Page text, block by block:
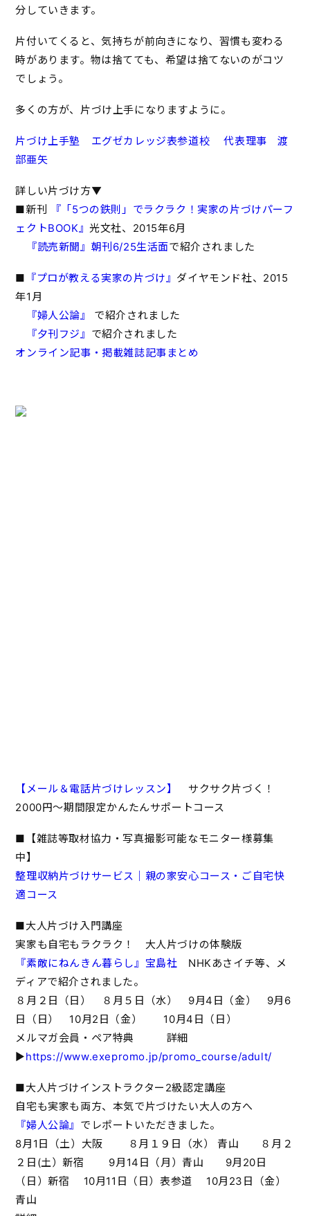
分していきます。
片付いてくると、気持ちが前向きになり、習慣も変わる
時があります。物は捨てても、希望は捨てないのがコツ
でしょう。
多くの方が、片づけ上手になりますように。
片づけ上手塾 エグゼカレッジ表参道校
代表理事 渡
部亜矢
詳しい片づけ方▼
■新刊
『「5つの鉄則」でラクラク！実家の片づけパーフ
ェクトBOOK』光文社、2015年6月
『読売新聞』朝刊6/25生活面で紹介されました
■ 『プロが教える実家の片づけ』 ダイヤモンド社、2015
年1月
『婦人公論』 で紹介されました
『夕刊フジ』 で紹介されました
オンライン記事・掲載雑誌記事まとめ
【メール＆電話片づけレッスン】 サクサク片づく！
2000円～期間限定かんたんサポートコース
■【雑誌等取材協力・写真撮影可能なモニター様募集
中】
整理収納片づけサービス｜親の家安心コース・ご自宅快
適コース
■大人片づけ入門講座
実家も自宅もラクラク！ 大人片づけの体験版
『素敵にねんきん暮らし』宝島社 NHKあさイチ等、メ
ディアで紹介されました。
８月２日（日） ８月５日（水） 9月4日（金） 9月6
日（日） 10月2日（金） 10月4日（日）
メルマガ会員・ペア特典 詳細
▶https://www.exepromo.jp/promo_course/adult/
■大人片づけインストラクター2級認定講座
自宅も実家も両方、本気で片づけたい大人の方へ
『婦人公論』 でレポートいただきました。
8月1日（土）大阪 ８月１９日（水） 青山 ８月２
２日(土）新宿 9月14日（月）青山 9月20日
（日）新宿 10月11日（日）表参道 10月23日（金）
青山